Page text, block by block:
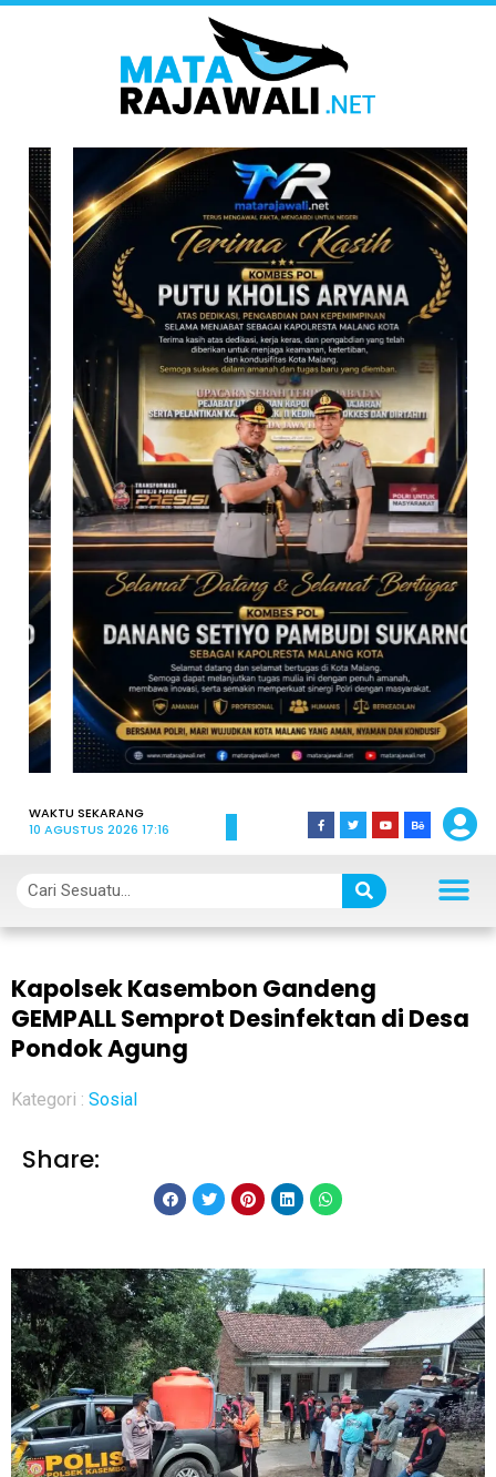
WAKTU SEKARANG
10 AGUSTUS 2026 17:16
Kapolsek Kasembon Gandeng
GEMPALL Semprot Desinfektan di Desa
Pondok Agung
Kategori : Sosial
Share: